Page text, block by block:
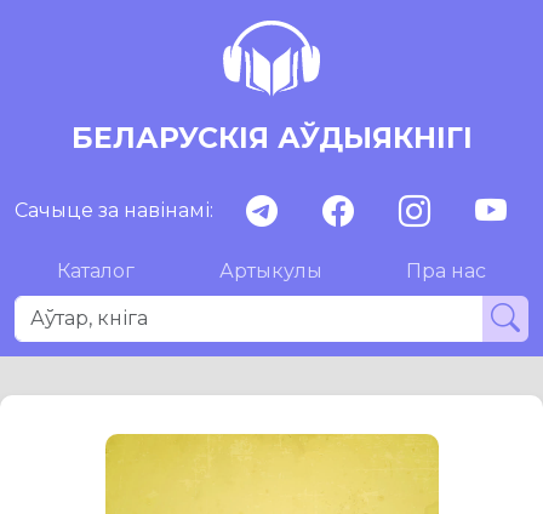
БЕЛАРУСКІЯ АЎДЫЯКНІГІ
Сачыце за навінамі:
Каталог Артыкулы Пра нас